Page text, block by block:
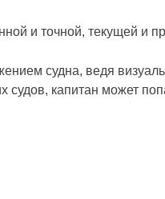
и точной, текущей и
судна, ведя
капитан может